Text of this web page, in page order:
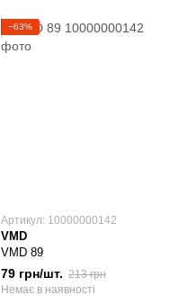
−63%
Артикул: 10000000142
VMD
VMD 89
79 грн/шт. 213 грн
Немає в наявності